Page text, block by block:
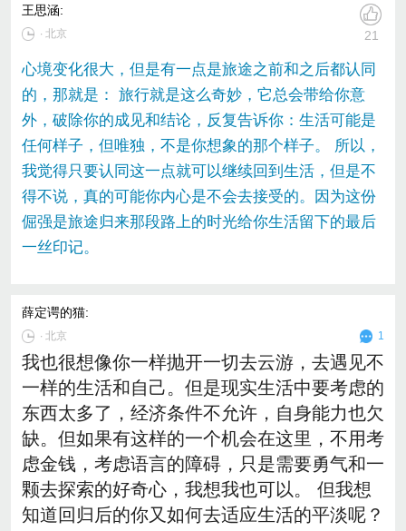
王思涵:
∙ 北京 21
心境变化很大，但是有一点是旅途之前和之后都认同
的，那就是： 旅行就是这么奇妙，它总会带给你意
外，破除你的成见和结论，反复告诉你：生活可能是
任何样子，但唯独，不是你想象的那个样子。 所以，
我觉得只要认同这一点就可以继续回到生活，但是不
得不说，真的可能你内心是不会去接受的。因为这份
倔强是旅途归来那段路上的时光给你生活留下的最后
一丝印记。
薛定谔的猫:
∙北京 1
我也很想像你一样抛开一切去云游，去遇见不
一样的生活和自己。但是现实生活中要考虑的
东西太多了，经济条件不允许，自身能力也欠
缺。但如果有这样的一个机会在这里，不用考
虑金钱，考虑语言的障碍，只是需要勇气和一
颗去探索的好奇心，我想我也可以。 但我想
知道回归后的你又如何去适应生活的平淡呢？